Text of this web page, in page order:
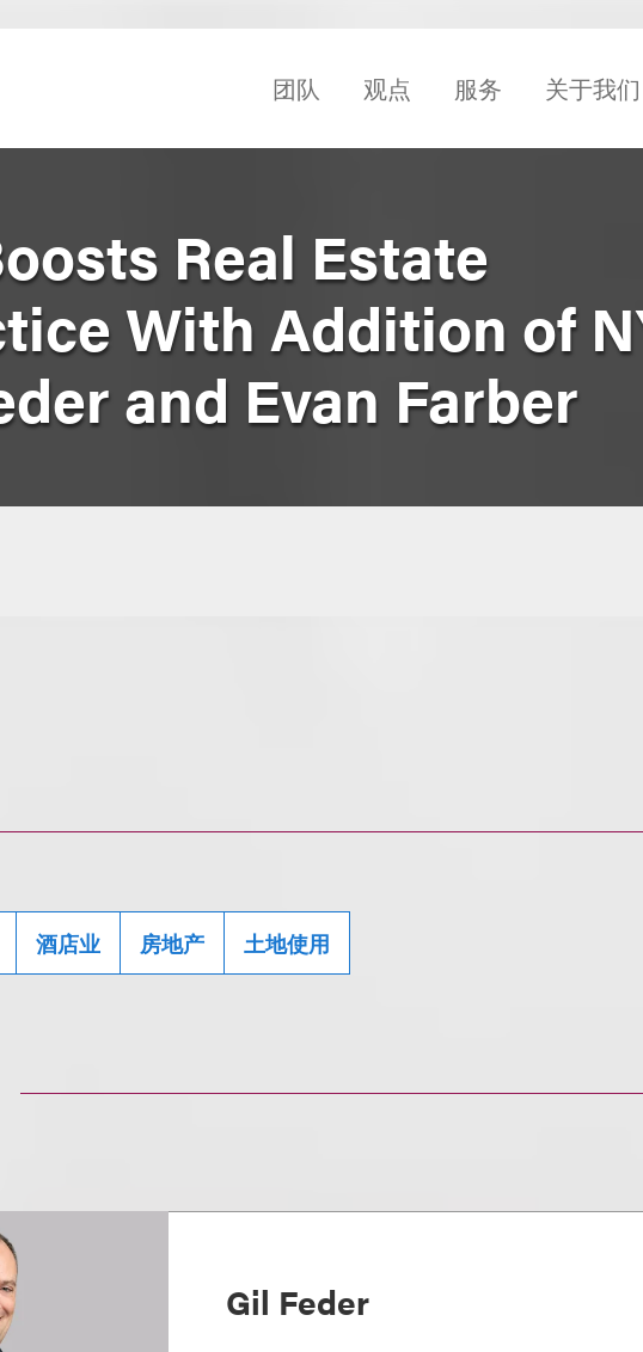
团队 观点 服务 关于我们
Real Estate
With Addition of
and Evan Farber
酒店业 房地产 土地使用
Gil Feder